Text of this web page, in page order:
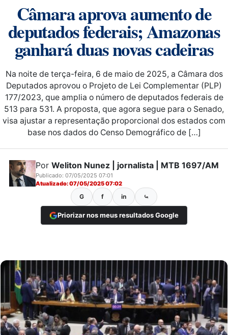
Câmara aprova aumento de
deputados federais; Amazonas
ganhará duas novas cadeiras
Na noite de terça-feira, 6 de maio de 2025, a Câmara dos
Deputados aprovou o Projeto de Lei Complementar (PLP)
177/2023, que amplia o número de deputados federais de
513 para 531. A proposta, que agora segue para o Senado,
visa ajustar a representação proporcional dos estados com
base nos dados do Censo Demográfico de […]
Por Weliton Nunez | jornalista | MTB 1697/AM
Publicado: 07/05/2025 07:01
Atualizado: 07/05/2025 07:02
G f in ⤿
Priorizar nos meus resultados Google